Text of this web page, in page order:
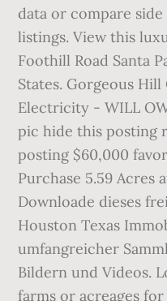
data or compare
listings. View this
Foothill Road Santa
States. Gorgeous
Electricity - WILL
pic hide this posting
posting $60,000
Purchase 5.59 Acres
Downloade dieses
Houston Texas
umfangreicher
Bildern und Videos.
farms or acreages for